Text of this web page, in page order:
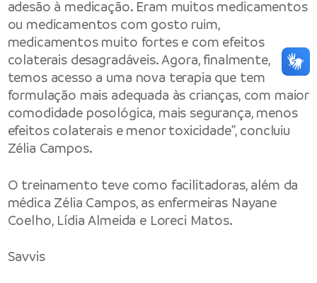
adesão à medicação. Eram muitos medicamentos
ou medicamentos com gosto ruim,
medicamentos muito fortes e com efeitos
colaterais desagradáveis. Agora, finalmente,
temos acesso a uma nova terapia que tem
formulação mais adequada às crianças, com maior
comodidade posológica, mais segurança, menos
efeitos colaterais e menor toxicidade”, concluiu
Zélia Campos.
O treinamento teve como facilitadoras, além da
médica Zélia Campos, as enfermeiras Nayane
Coelho, Lídia Almeida e Loreci Matos.
Savvis